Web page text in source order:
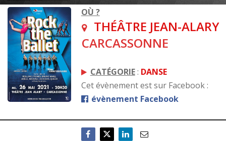
OÙ ?
THÉÂTRE JEAN-ALARY
CARCASSONNE
CATÉGORIE: DANSE
Cet évènement est sur Facebook :
évènement Facebook